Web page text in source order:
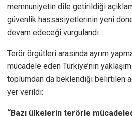
memnuniyetin dile getirildiği
güvenlik hassasiyetlerinin yeni
devam edeceği vurgulandı.
Terör örgütleri arasında ayrım
mücadele eden Türkiye’nin
toplumdan da beklendiği belirtilen
yer verildi:
“Bazı ülkelerin terörle